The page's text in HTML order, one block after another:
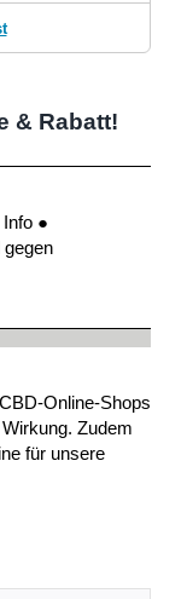
& Rabatt!
●
Online-Shops
Zudem
für unsere